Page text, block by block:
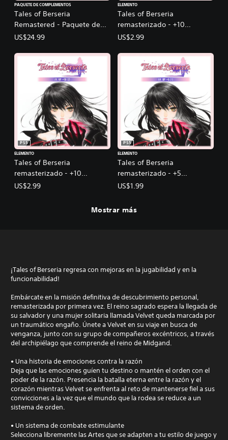
Tales of Berseria
Remastered - Paquete de
mejora Deluxe
PAQUETE DE COMPLEMENTOS
US$24.99
Tales of Berseria
remasterizado - +10
aumentos de nivel (1)
ELEMENTO
US$2.99
Tales of Berseria
remasterizado - +10
aumentos de nivel (2)
PS5
ELEMENTO
US$2.99
Tales of Berseria
remasterizado - +5
aumentos de nivel (1)
PS5
ELEMENTO
US$1.99
Mostrar más
¡Tales of Berseria regresa con mejoras en la jugabilidad y en la
funcionabilidad!
Embárcate en la misión definitiva de descubrimiento personal,
remasterizada por primera vez. El reino sagrado espera la llegada de
su salvador y una mujer solitaria llamada Velvet queda marcada por
un traumático engaño. Únete a Velvet en su viaje en busca de
venganza, junto con su grupo de compañeros excéntricos, a través
del archipiélago que comprende el reino de Midgand.
• Una historia de emociones contra la razón
Deja que las emociones guíen tu destino o mantén el orden con el
poder de la razón. Presencia la batalla eterna entre la razón y el
corazón mientras Velvet se enfrenta al reto de mantenerse fiel a sus
convicciones a la vez que el mundo que la rodea se reduce a un
sistema de orden.
• Un sistema de combate estimulante
Selecciona libremente las Artes que se adapten a tu estilo de juego y